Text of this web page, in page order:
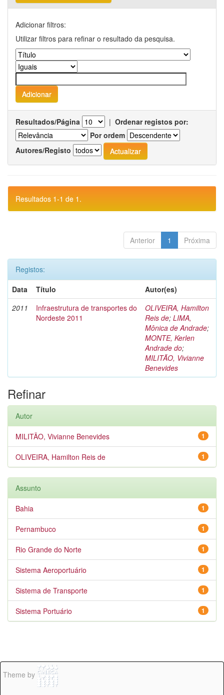
Adicionar filtros:
Utilizar filtros para refinar o resultado da pesquisa.
Resultados/Página | Ordenar registos por:
Por ordem
Autores/Registo
Resultados 1-1 de 1.
Anterior 1 Próxima
Registos:
Data
Título
Autor(es)
2011
Infraestrutura de transportes do
Nordeste 2011
OLIVEIRA, Hamilton
Reis de; LIMA,
Mônica de Andrade;
MONTE, Kerlen
Andrade do;
MILITÃO, Vivianne
Benevides
Refinar
Autor
1
MILITÃO, Vivianne Benevides
1
OLIVEIRA, Hamilton Reis de
Assunto
1
Bahia
1
Pernambuco
1
Rio Grande do Norte
1
Sistema Aeroportuário
1
Sistema de Transporte
1
Sistema Portuário
Theme by